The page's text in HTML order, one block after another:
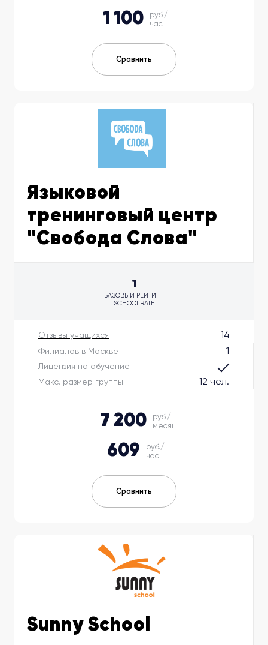
1 100
руб./
час
Сравнить
Языковой
тренинговый центр
"Свобода Слова"
Отзывы учащихся 14
Филиалов в Москве 1
Макс. размер группы 12 чел.
Лицензия на обучение
1
БАЗОВЫЙ РЕЙТИНГ
SCHOOLRATE
7 200
руб./
месяц
609
руб./
час
Сравнить
Sunny School